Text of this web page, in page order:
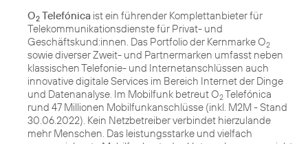
O2 Telefónica ist ein führender Komplettanbieter für
Telekommunikationsdienste für Privat- und
Geschäftskund:innen. Das Portfolio der Kernmarke O2
sowie diverser Zweit- und Partnermarken umfasst neben
klassischen Telefonie- und Internetanschlüssen auch
innovative digitale Services im Bereich Internet der Dinge
und Datenanalyse. Im Mobilfunk betreut O2Telefónica
rund 47 Millionen Mobilfunkanschlüsse (inkl. M2M - Stand
30.06.2022). Kein Netzbetreiber verbindet hierzulande
mehr Menschen. Das leistungsstarke und vielfach